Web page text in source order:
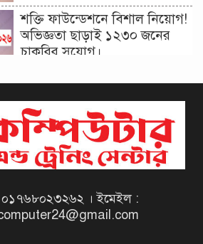
শক্তি ফাউন্ডেশনে বিশাল নিয়োগ!
অভিজ্ঞতা ছাড়াই ১২৩০ জনের
চাকরির সুযোগ।
বিজ্ঞপ্তি ২০২৬ | Taxes Zone
Dinajpur Job Circular 2026
বেসরকারি সংস্থা সেতু (SETU)
Job Circular 2026
। ইমেইল :